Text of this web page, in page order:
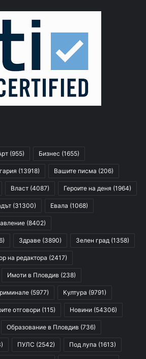
(955) Бизнес (1655)
(13918) Вашите писма (206)
Власт (4087) Героите на деня (1964)
(31300) Евала (1068)
(8402)
Здраве (3890) Зелен град (1358)
на редактора (2417)
Имоти в Пловдив (238)
(5977) Култура (9791)
отговори (115) Новини (54306)
Образование в Пловдив (736)
ПУЛС (2542) Под лупа (1613)